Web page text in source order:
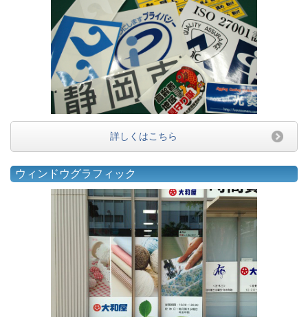
詳しくはこちら
ウィンドウグラフィック